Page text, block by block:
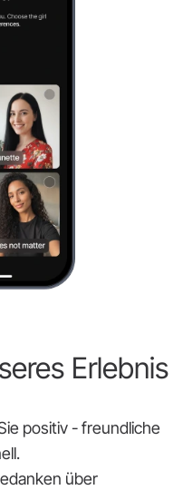
Erlebnis
positiv - freundliche
über